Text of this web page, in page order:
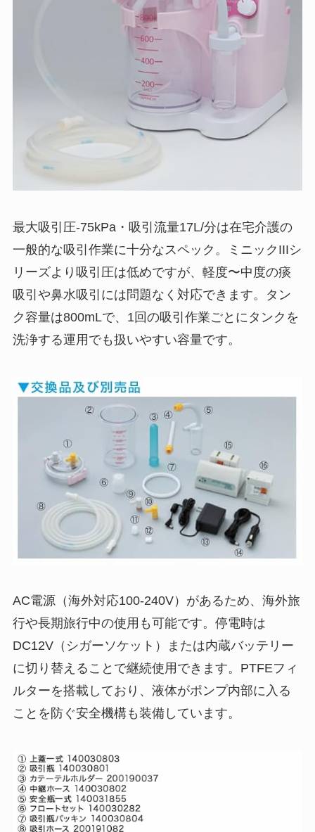
最大吸引圧-75kPa・吸引流量17L/分は在宅介護の
一般的な吸引作業に十分なスペック。ミニックIIIシ
リーズより吸引圧は低めですが、軽度〜中度の痰
吸引や鼻水吸引には問題なく対応できます。タン
ク容量は800mLで、1回の吸引作業ごとにタンクを
洗浄する運用でも扱いやすい容量です。
AC電源（海外対応100-240V）があるため、海外旅
行や長期旅行中の使用も可能です。停電時は
DC12V（シガーソケット）または内蔵バッテリー
に切り替えることで継続使用できます。PTFEフィ
ルターを搭載しており、液体がポンプ内部に入る
ことを防ぐ安全機構も装備しています。